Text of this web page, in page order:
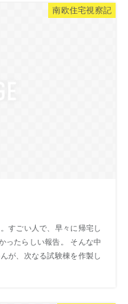
南欧住宅視察記
すごい人で、早々に帰宅し
ったらしい報告。 そんな中
が、次なる試験棟を作製し